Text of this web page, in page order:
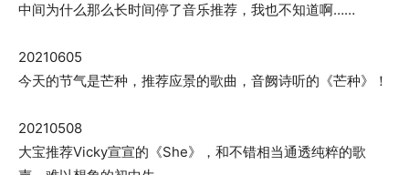
中间为什么那么长时间停了音乐推荐，我也不知道啊……
20210605
今天的节气是芒种，推荐应景的歌曲，音阙诗听的《芒种》！
20210508
大宝推荐Vicky宣宣的《She》，和不错相当通透纯粹的歌